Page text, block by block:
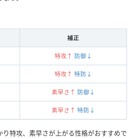
補正
特攻↑ 防御↓
特攻↑ 特防↓
素早さ↑ 防御↓
素早さ↑ 特防↓
特攻、素早さが上がる性格がおすすめで